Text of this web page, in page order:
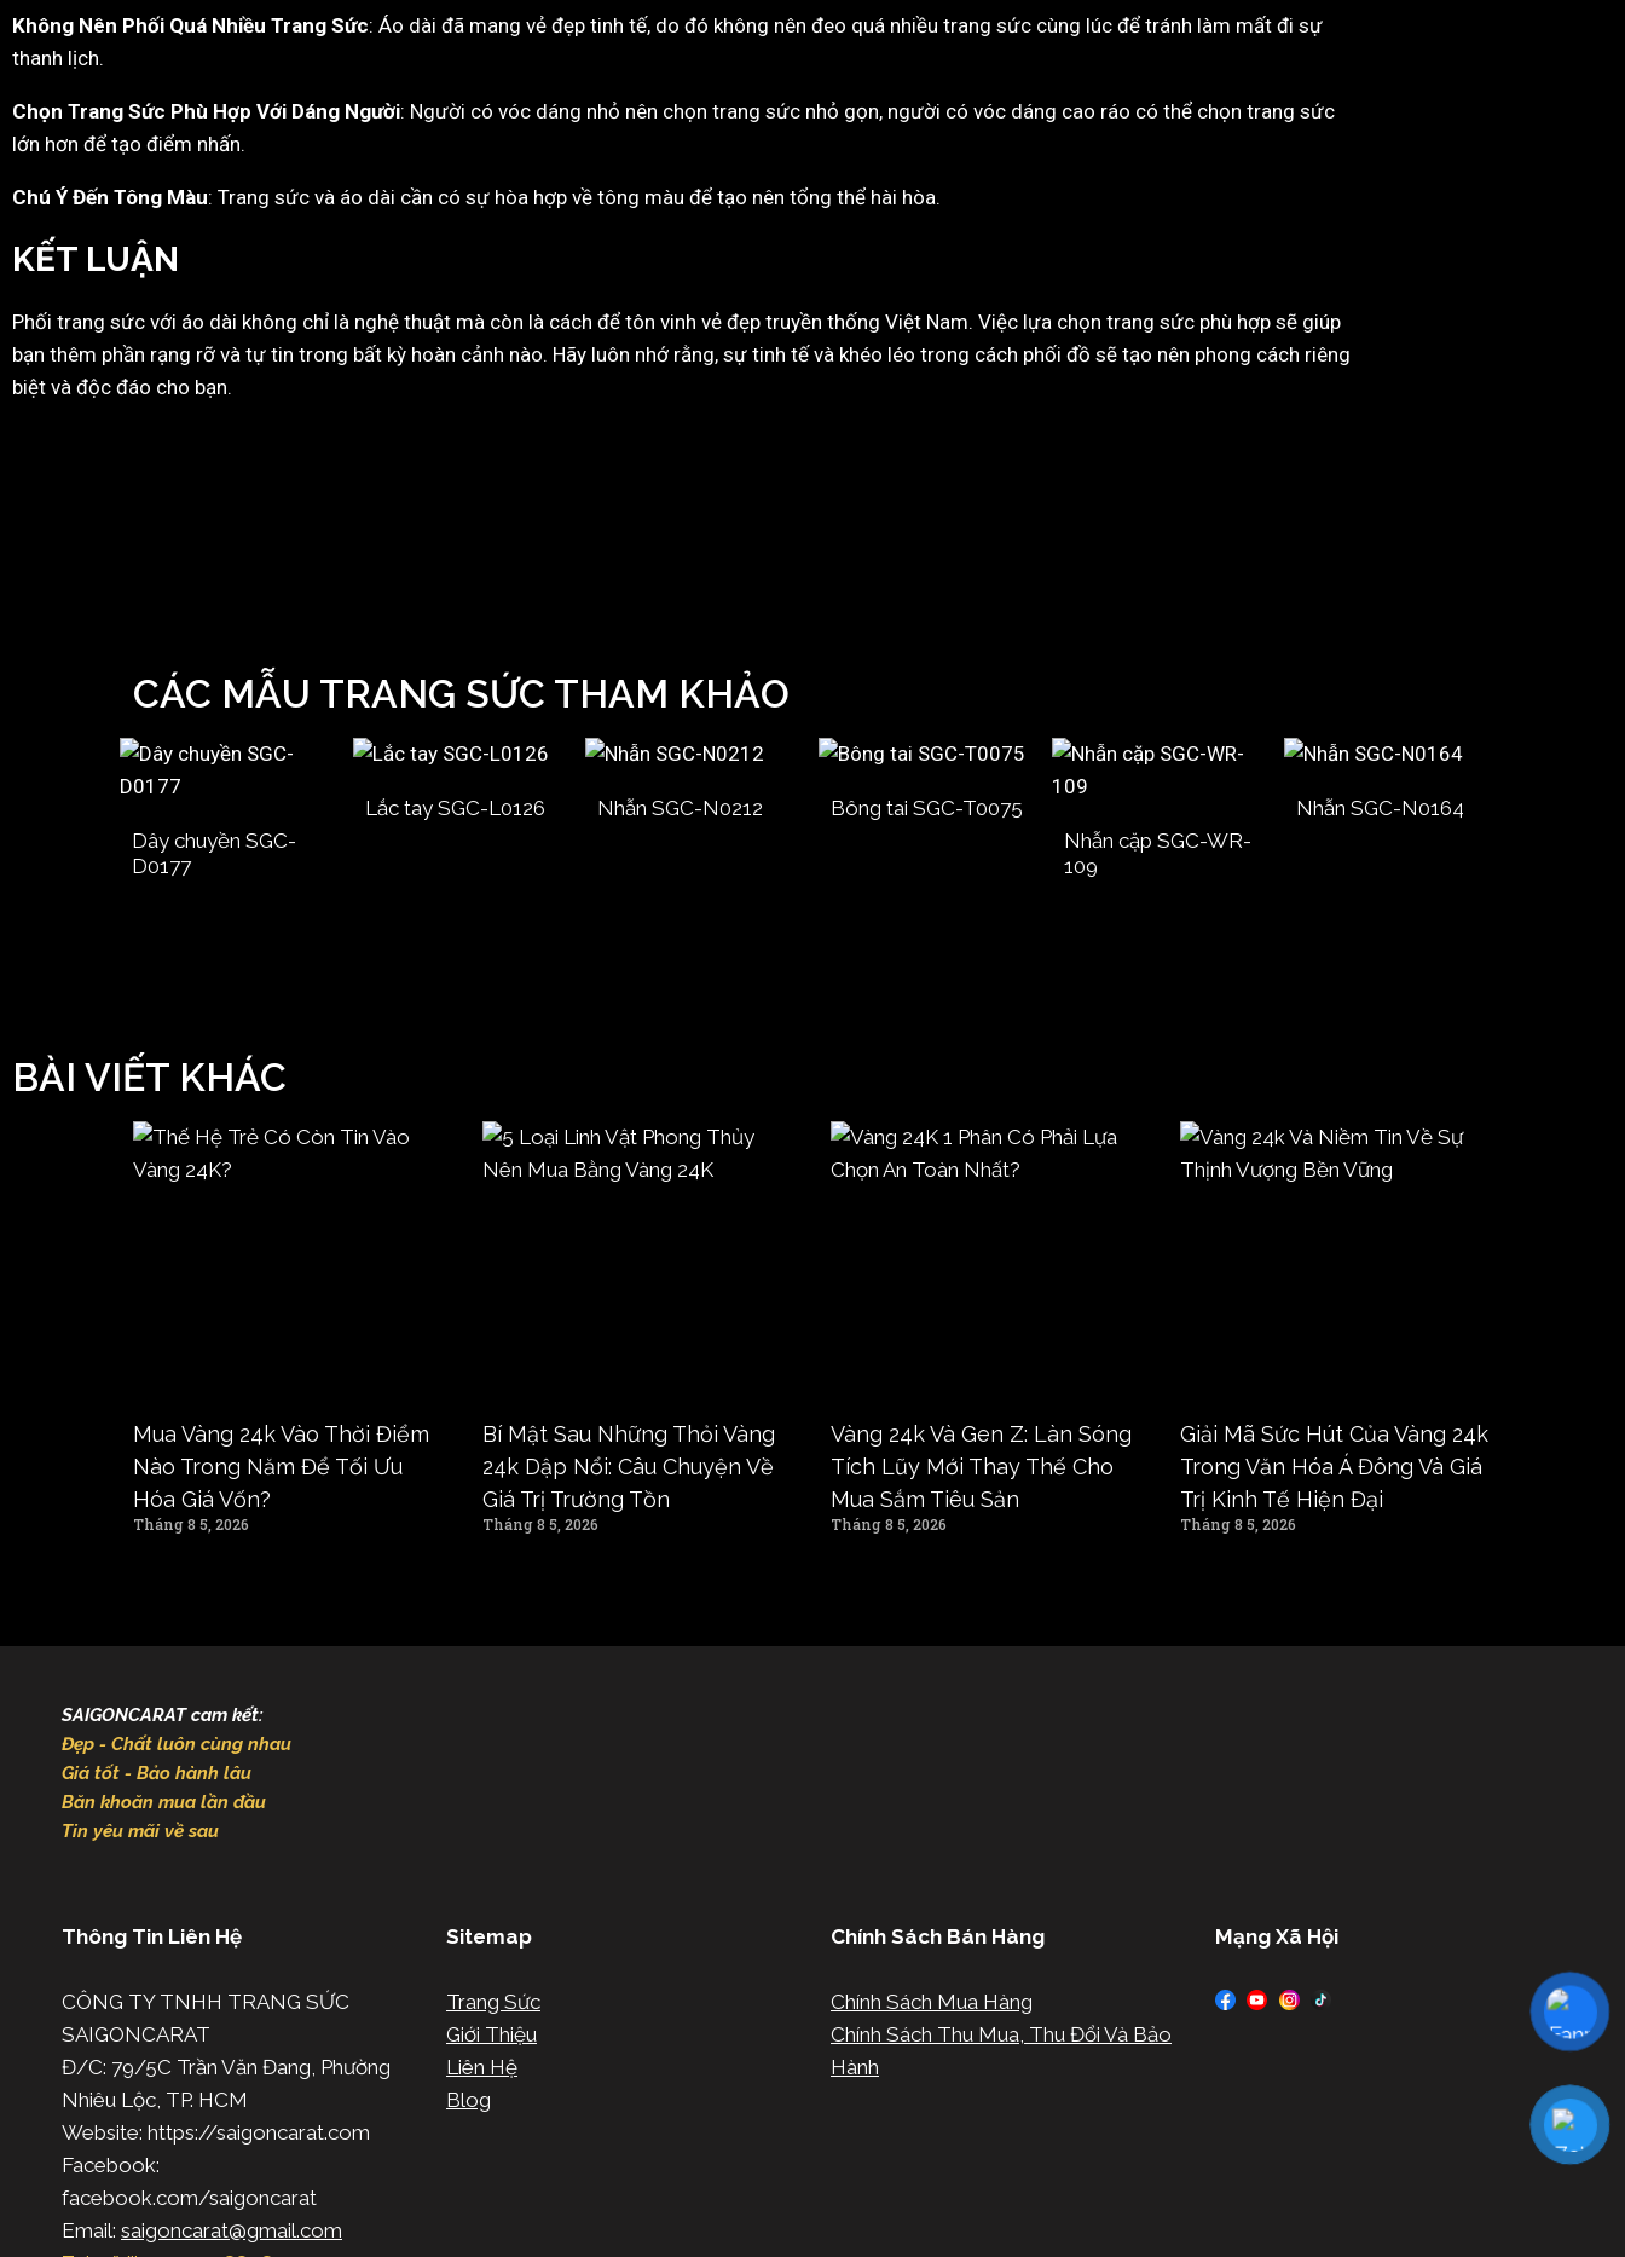
Không Nên Phối Quá Nhiều Trang Sức: Áo dài đã mang vẻ đẹp tinh tế, do đó không nên đeo quá nhiều trang sức cùng lúc để tránh làm mất đi sự
thanh lịch.
Chọn Trang Sức Phù Hợp Với Dáng Người: Người có vóc dáng nhỏ nên chọn trang sức nhỏ gọn, người có vóc dáng cao ráo có thể chọn trang sức
lớn hơn để tạo điểm nhấn.
Chú Ý Đến Tông Màu: Trang sức và áo dài cần có sự hòa hợp về tông màu để tạo nên tổng thể hài hòa.
KẾT LUẬN
Phối trang sức với áo dài không chỉ là nghệ thuật mà còn là cách để tôn vinh vẻ đẹp truyền thống Việt Nam. Việc lựa chọn trang sức phù hợp sẽ giúp
bạn thêm phần rạng rỡ và tự tin trong bất kỳ hoàn cảnh nào. Hãy luôn nhớ rằng, sự tinh tế và khéo léo trong cách phối đồ sẽ tạo nên phong cách riêng
biệt và độc đáo cho bạn.
CÁC MẪU TRANG SỨC THAM KHẢO
Dây chuyền SGC-
D0177
Lắc tay SGC-L0126 Nhẫn SGC-N0212
Bông tai SGC-T0075
Nhẫn cặp SGC-WR-
109
Nhẫn SGC-N0164
BÀI VIẾT KHÁC
Mua Vàng 24k Vào Thời Điểm
Nào Trong Năm Để Tối Ưu
Hóa Giá Vốn?
Tháng 8 5, 2026
Bí Mật Sau Những Thỏi Vàng
24k Dập Nổi: Câu Chuyện Về
Giá Trị Trường Tồn
Tháng 8 5, 2026
Vàng 24k Và Gen Z: Làn Sóng
Tích Lũy Mới Thay Thế Cho
Mua Sắm Tiêu Sản
Tháng 8 5, 2026
Giải Mã Sức Hút Của Vàng 24k
Trong Văn Hóa Á Đông Và Giá
Trị Kinh Tế Hiện Đại
Tháng 8 5, 2026
SAIGONCARAT cam kết:
Đẹp - Chất luôn cùng nhau
Giá tốt - Bảo hành lâu
Băn khoăn mua lần đầu
Tin yêu mãi về sau
Thông Tin Liên Hệ
CÔNG TY TNHH TRANG SỨC
SAIGONCARAT
Đ/C: 79/5C Trần Văn Đang, Phường
Nhiêu Lộc, TP. HCM
Website: https://saigoncarat.com
Facebook:
facebook.com/saigoncarat
Email: saigoncarat@gmail.com
Sitemap
Trang Sức
Giới Thiệu
Liên Hệ
Blog
Chính Sách Bán Hàng
Chính Sách Mua Hàng
Chính Sách Thu Mua, Thu Đổi Và Bảo
Hành
Mạng Xã Hội